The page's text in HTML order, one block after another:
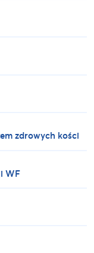
zdrowych kości
WF